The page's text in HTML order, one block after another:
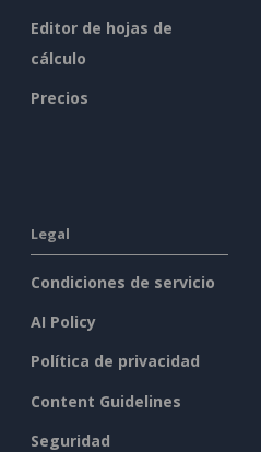
Editor de hojas de
cálculo
Precios
Legal
Condiciones de servicio
AI Policy
Política de privacidad
Content Guidelines
Seguridad